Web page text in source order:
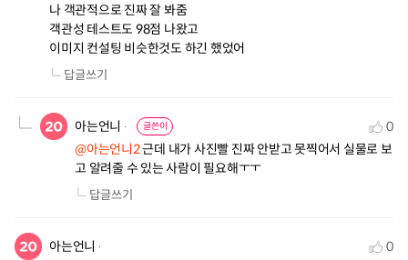
나 객관적으로 진짜 잘 봐줌
객관성 테스트도 98점 나왔고
이미지 컨설팅 비슷한것도 하긴 했었어
답글쓰기
아는언니 글쓴이
0
@아는언니2 근데 내가 사진빨 진짜 안받고 못찍어서 실물로 보
고 알려줄 수 있는 사람이 필요해ㅜㅜ
답글쓰기
아는언니
0